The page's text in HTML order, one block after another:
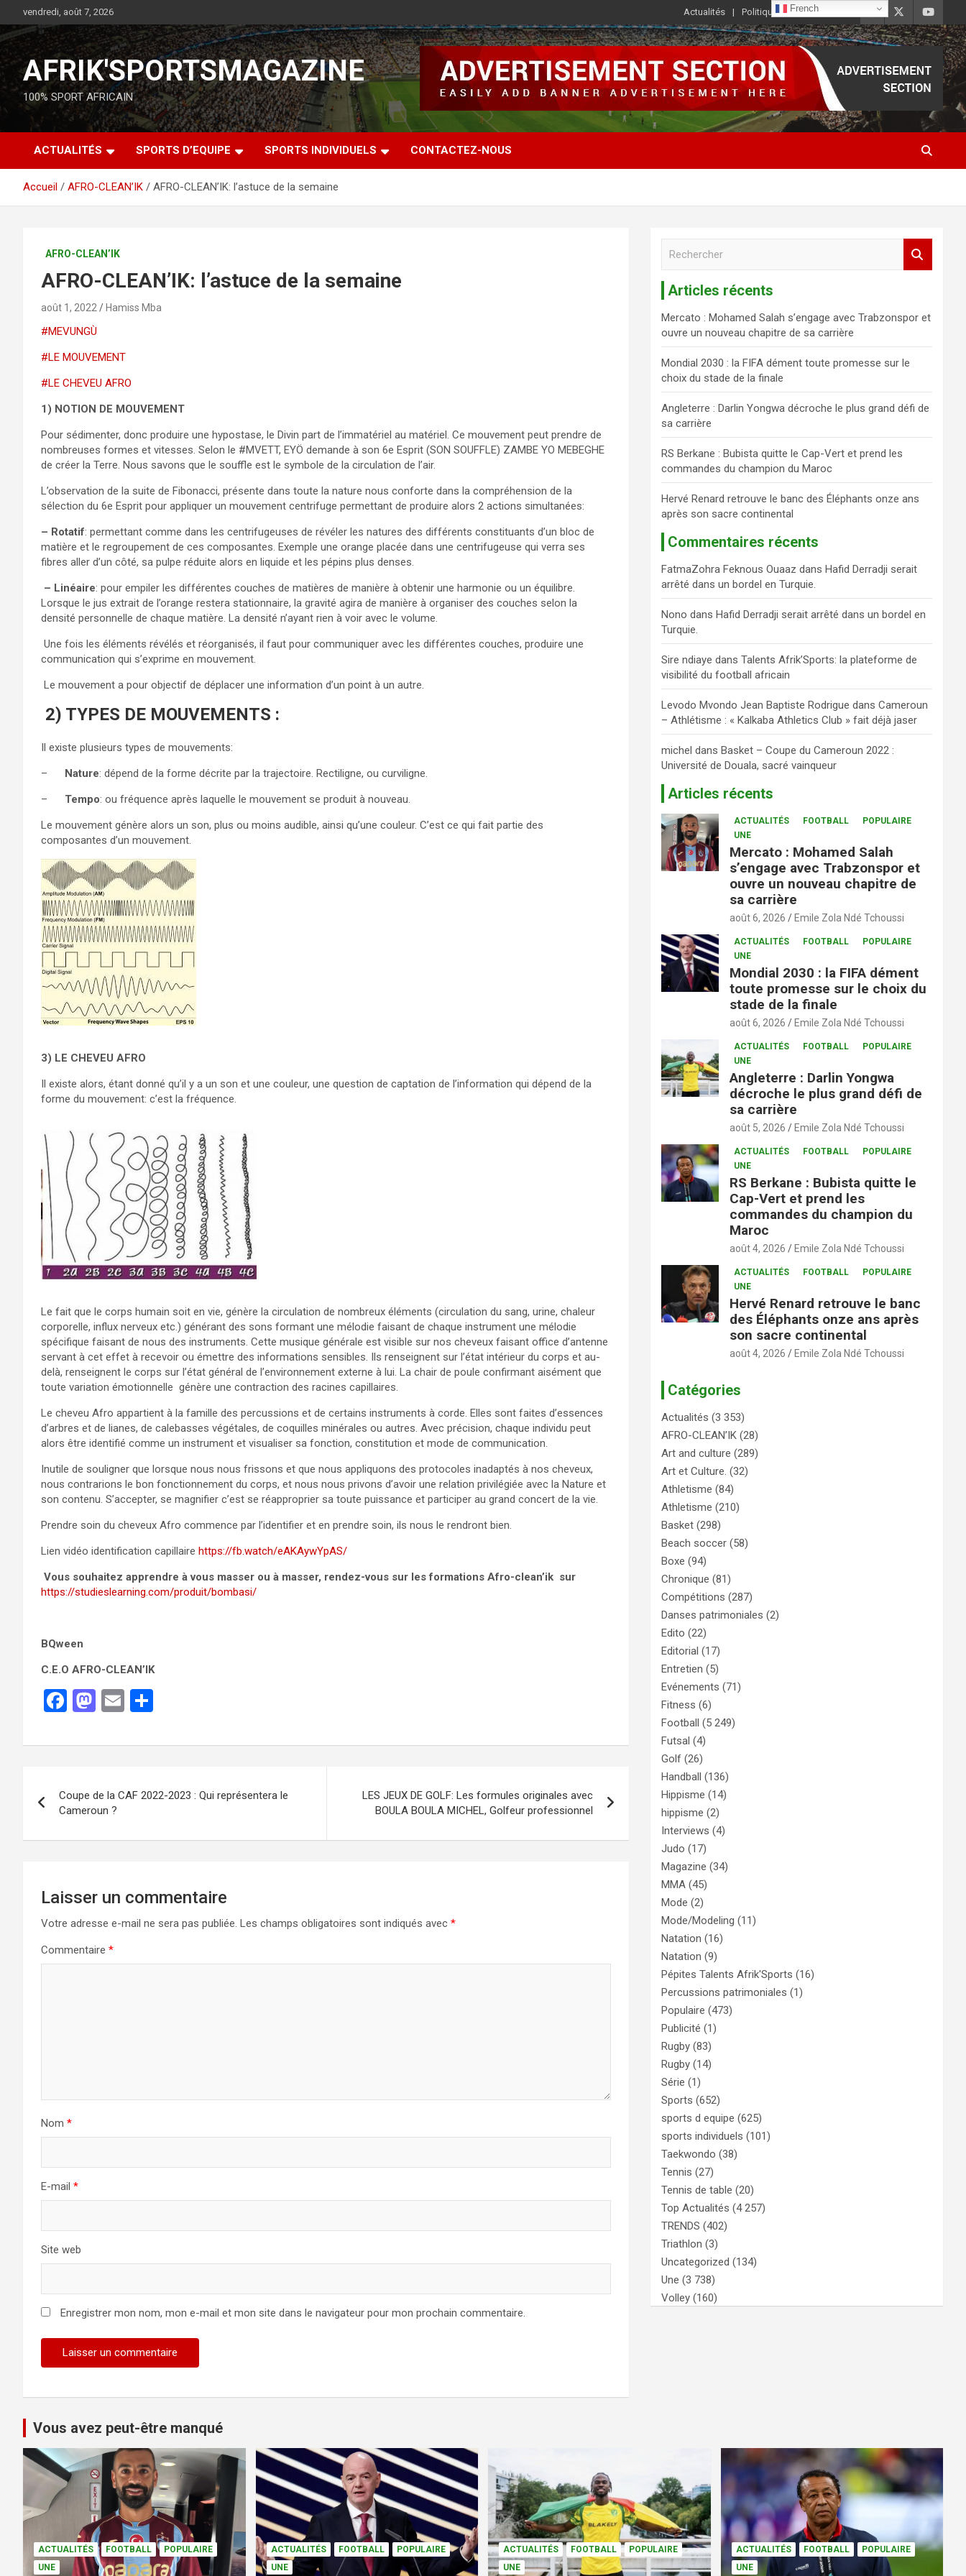
vendredi, août 7, 2026 Actualités Politique de Confidentialité
AFRIK'SPORTSMAGAZINE
100% SPORT AFRICAIN
ACTUALITÉS SPORTS D’EQUIPE SPORTS INDIVIDUELS CONTACTEZ-NOUS
Accueil AFRO-CLEAN’IK AFRO-CLEAN’IK: l’astuce de la semaine
AFRO-CLEAN’IK
AFRO-CLEAN’IK: l’astuce de la semaine
août 1, 2022 Hamiss Mba
#MEVUNGÙ
#LE MOUVEMENT
#LE CHEVEU AFRO
1) NOTION DE MOUVEMENT
Pour sédimenter, donc produire une hypostase, le Divin part de l’immatériel au matériel. Ce mouvement peut prendre de
nombreuses formes et vitesses. Selon le #MVETT, EYÖ demande à son 6e Esprit (SON SOUFFLE) ZAMBE YO MEBEGHE
de créer la Terre. Nous savons que le souffle est le symbole de la circulation de l’air.
L’observation de la suite de Fibonacci, présente dans toute la nature nous conforte dans la compréhension de la
sélection du 6e Esprit pour appliquer un mouvement centrifuge permettant de produire alors 2 actions simultanées:
– Rotatif: permettant comme dans les centrifugeuses de révéler les natures des différents constituants d’un bloc de
matière et le regroupement de ces composantes. Exemple une orange placée dans une centrifugeuse qui verra ses
fibres aller d’un côté, sa pulpe réduite alors en liquide et les pépins plus denses.
– Linéaire: pour empiler les différentes couches de matières de manière à obtenir une harmonie ou un équilibre.
Lorsque le jus extrait de l’orange restera stationnaire, la gravité agira de manière à organiser des couches selon la
densité personnelle de chaque matière. La densité n’ayant rien à voir avec le volume.
Une fois les éléments révélés et réorganisés, il faut pour communiquer avec les différentes couches, produire une
communication qui s’exprime en mouvement.
Le mouvement a pour objectif de déplacer une information d’un point à un autre.
2) TYPES DE MOUVEMENTS :
Il existe plusieurs types de mouvements:
–
Nature: dépend de la forme décrite par la trajectoire. Rectiligne, ou curviligne.
–
Tempo: ou fréquence après laquelle le mouvement se produit à nouveau.
Le mouvement génère alors un son, plus ou moins audible, ainsi qu’une couleur. C’est ce qui fait partie des
composantes d’un mouvement.
3) LE CHEVEU AFRO
Il existe alors, étant donné qu’il y a un son et une couleur, une question de captation de l’information qui dépend de la
forme du mouvement: c’est la fréquence.
Le fait que le corps humain soit en vie, génère la circulation de nombreux éléments (circulation du sang, urine, chaleur
corporelle, influx nerveux etc.) générant des sons formant une mélodie faisant de chaque instrument une mélodie
spécifique faisant de nous des instruments. Cette musique générale est visible sur nos cheveux faisant office d’antenne
servant à cet effet à recevoir ou émettre des informations sensibles. Ils renseignent sur l’état intérieur du corps et au-
delà, renseignent le corps sur l’état général de l’environnement externe à lui. La chair de poule confirmant aisément que
toute variation émotionnelle génère une contraction des racines capillaires.
Le cheveu Afro appartient à la famille des percussions et de certains instruments à corde. Elles sont faites d’essences
d’arbres et de lianes, de calebasses végétales, de coquilles minérales ou autres. Avec précision, chaque individu peut
alors être identifié comme un instrument et visualiser sa fonction, constitution et mode de communication.
Inutile de souligner que lorsque nous nous frissons et que nous appliquons des protocoles inadaptés à nos cheveux,
nous contrarions le bon fonctionnement du corps, et nous nous privons d’avoir une relation privilégiée avec la Nature et
son contenu. S’accepter, se magnifier c’est se réapproprier sa toute puissance et participer au grand concert de la vie.
Prendre soin du cheveux Afro commence par l’identifier et en prendre soin, ils nous le rendront bien.
Lien vidéo identification capillaire https://fb.watch/eAKAywYpAS/
Vous souhaitez apprendre à vous masser ou à masser, rendez-vous sur les formations Afro-clean’ik sur
https://studieslearning.com/produit/bombasi/
BQween
C.E.O AFRO-CLEAN’IK
F
ce
o
o
k
M
st
d
o
n
E
ail ta
er
Coupe de la CAF 2022-2023 : Qui représentera le
Cameroun ?
LES JEUX DE GOLF: Les formules originales avec
BOULA BOULA MICHEL, Golfeur professionnel
Laisser un commentaire
Votre adresse e-mail ne sera pas publiée. Les champs obligatoires sont indiqués avec *
Commentaire *
Nom *
E-mail *
Site web
Enregistrer mon nom, mon e-mail et mon site dans le navigateur pour mon prochain commentaire.
r
c
h
e
r
Articles récents
Mercato : Mohamed Salah s’engage avec Trabzonspor et
ouvre un nouveau chapitre de sa carrière
Mondial 2030 : la FIFA dément toute promesse sur le
choix du stade de la finale
Angleterre : Darlin Yongwa décroche le plus grand défi de
sa carrière
RS Berkane : Bubista quitte le Cap-Vert et prend les
commandes du champion du Maroc
Hervé Renard retrouve le banc des Éléphants onze ans
après son sacre continental
Commentaires récents
FatmaZohra Feknous Ouaaz dansHafid Derradji serait
arrêté dans un bordel en Turquie.
Nono dansHafid Derradji serait arrêté dans un bordel en
Turquie.
Sire ndiaye dansTalents Afrik’Sports: la plateforme de
visibilité du football africain
Levodo Mvondo Jean Baptiste Rodrigue dansCameroun
– Athlétisme : « Kalkaba Athletics Club » fait déjà jaser
michel dansBasket – Coupe du Cameroun 2022 :
Université de Douala, sacré vainqueur
Articles récents
ACTUALITÉS FOOTBALL
POPULAIRE
UNE
Mercato : Mohamed Salah
s’engage avec Trabzonspor et
ouvre un nouveau chapitre de
sa carrière
août 6, 2026 Emile Zola Ndé Tchoussi
ACTUALITÉS FOOTBALL
POPULAIRE
UNE
Mondial 2030 : la FIFA dément
toute promesse sur le choix du
stade de la finale
août 6, 2026 Emile Zola Ndé Tchoussi
ACTUALITÉS FOOTBALL
POPULAIRE
UNE
Angleterre : Darlin Yongwa
décroche le plus grand défi de
sa carrière
août 5, 2026 Emile Zola Ndé Tchoussi
ACTUALITÉS FOOTBALL
POPULAIRE
UNE
RS Berkane : Bubista quitte le
Cap-Vert et prend les
commandes du champion du
Maroc
août 4, 2026 Emile Zola Ndé Tchoussi
ACTUALITÉS FOOTBALL
POPULAIRE
UNE
Hervé Renard retrouve le banc
des Éléphants onze ans après
son sacre continental
août 4, 2026 Emile Zola Ndé Tchoussi
Catégories
Actualités (3 353)
AFRO-CLEAN’IK (28)
Art and culture (289)
Art et Culture. (32)
Athletisme (84)
Athletisme (210)
Basket (298)
Beach soccer (58)
Boxe (94)
Chronique (81)
Compétitions (287)
Danses patrimoniales (2)
Edito (22)
Editorial (17)
Entretien (5)
Evénements (71)
Fitness (6)
Football (5 249)
Futsal (4)
Golf (26)
Handball (136)
Hippisme (14)
hippisme (2)
Interviews (4)
Judo (17)
Magazine (34)
MMA (45)
Mode (2)
Mode/Modeling (11)
Natation (16)
Natation (9)
Pépites Talents Afrik'Sports (16)
Percussions patrimoniales (1)
Populaire (473)
Publicité (1)
Rugby (83)
Rugby (14)
Série (1)
Sports (652)
sports d equipe (625)
sports individuels (101)
Taekwondo (38)
Tennis (27)
Tennis de table (20)
Top Actualités (4 257)
TRENDS (402)
Triathlon (3)
Uncategorized (134)
Une (3 738)
Volley (160)
Vous avez peut-être manqué
ACTUALITÉS FOOTBALL
POPULAIRE
UNE
ACTUALITÉS FOOTBALL
POPULAIRE
UNE
ACTUALITÉS FOOTBALL
POPULAIRE
UNE
ACTUALITÉS FOOTBALL
POPULAIRE
UNE
French